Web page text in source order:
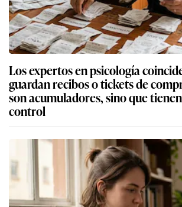
Los expertos en psicología
guardan recibos o tickets de
son acumuladores, sino que
control